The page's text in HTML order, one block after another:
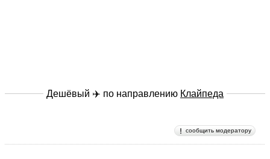
Дешёвый ✈️ по направлению Клайпеда
сообщить модератору